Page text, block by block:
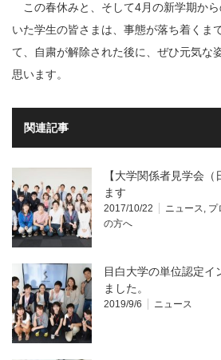
この春休みと、そして4月の新学期か
いた学生の皆さまは、事態が落ち着くま
て、自粛が解除された後に、ぜひ元気な
思います。
関連記事
【大学関係者見学会
ます
2017/10/22 ニュース, プ
の方へ
目白大学の単位認定イ
ました。
2019/9/6 ニュース